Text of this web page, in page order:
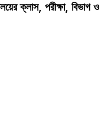
ক্লাস, পরীক্ষা, বিভাগ ও